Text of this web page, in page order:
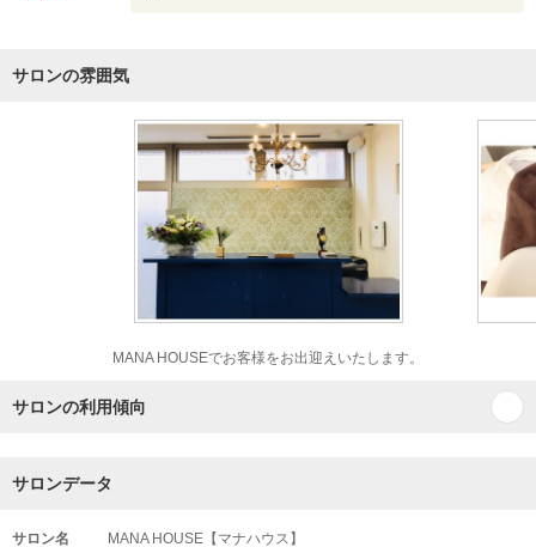
サロンの雰囲気
MANA HOUSEでお客様をお出迎えいたします。
サロンの利用傾向
サロンデータ
サロン名 MANA HOUSE【マナハウス】